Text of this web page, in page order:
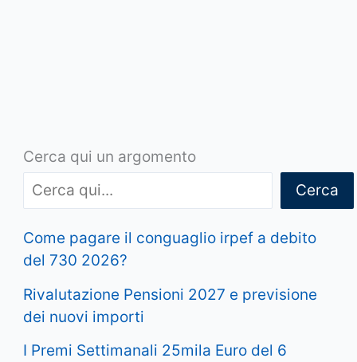
Cerca qui un argomento
Cerca
Come pagare il conguaglio irpef a debito
del 730 2026?
Rivalutazione Pensioni 2027 e previsione
dei nuovi importi
I Premi Settimanali 25mila Euro del 6